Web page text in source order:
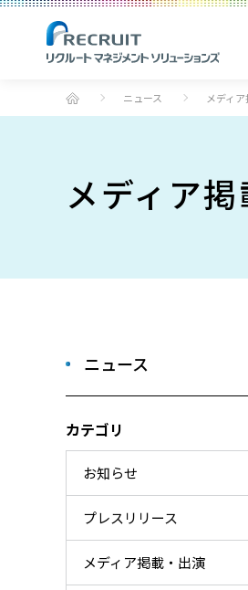
ニュース メディ
メディア
ニュース
カテゴリ
お知らせ
プレスリリース
メディア掲載・出演